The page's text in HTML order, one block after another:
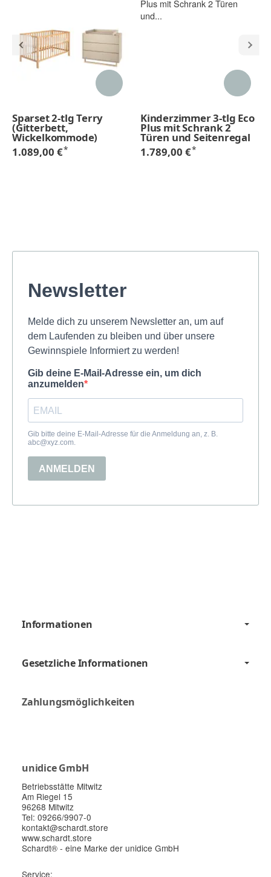
Sparset 2-tlg Terry
(Gitterbett,
Wickelkommode)
1.089,00 €*
Kinderzimmer 3-tlg Eco
Plus mit Schrank 2
Türen und Seitenregal
1.789,00 €*
Informationen
Gesetzliche Informationen
Zahlungsmöglichkeiten
unidice GmbH
Betriebsstätte Mitwitz
Am Riegel 15
96268 Mitwitz
Tel: 09266/9907-0
kontakt@schardt.store
www.schardt.store
Schardt® - eine Marke der unidice GmbH
Service: